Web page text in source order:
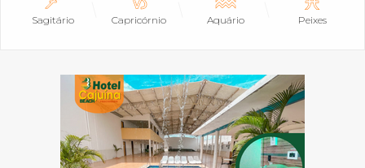
Sagitário Capricórnio Aquário Peixes